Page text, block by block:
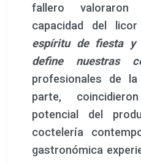
Por su parte,
comunicación y
bebidas
singular en el
identidad
sólido y una estética
Uno de los